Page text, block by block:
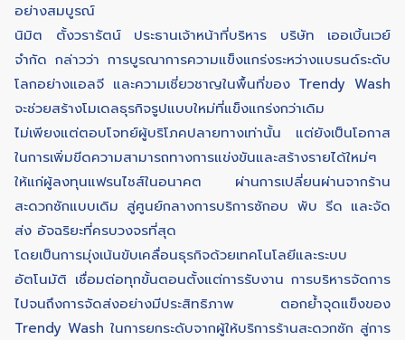
อย่างสมบูรณ์
นิมิต ตั้งวรารัตน์ ประธานเจ้าหน้าที่บริหาร บริษัท เออเบิ้นเวย์
จำกัด กล่าวว่า การบูรณาการความแข็งแกร่งระหว่างแบรนด์ระดับ
โลกอย่างแอลจี และความเชี่ยวชาญในพื้นที่ของ Trendy Wash
จะช่วยสร้างโมเดลธุรกิจรูปแบบใหม่ที่แข็งแกร่งกว่าเดิม
ไม่เพียงแต่ตอบโจทย์ผู้บริโภคปลายทางเท่านั้น แต่ยังเป็นโอกาส
ในการเพิ่มขีดความสามารถทางการแข่งขันและสร้างรายได้ใหม่ๆ
ให้แก่ผู้ลงทุนแฟรนไชส์ในอนาคต ผ่านการเปลี่ยนผ่านจากร้าน
สะดวกซักแบบเดิม สู่ศูนย์กลางการบริการซักอบ พับ รีด และจัด
ส่ง อัจฉริยะที่ครบวงจรที่สุด
โดยเป็นการมุ่งเน้นขับเคลื่อนธุรกิจด้วยเทคโนโลยีและระบบ
อัตโนมัติ เชื่อมต่อทุกขั้นตอนตั้งแต่การรับงาน การบริหารจัดการ
ไปจนถึงการจัดส่งอย่างมีประสิทธิภาพ ตอกย้ำจุดแข็งของ
Trendy Wash ในการยกระดับจากผู้ให้บริการร้านสะดวกซัก สู่การ